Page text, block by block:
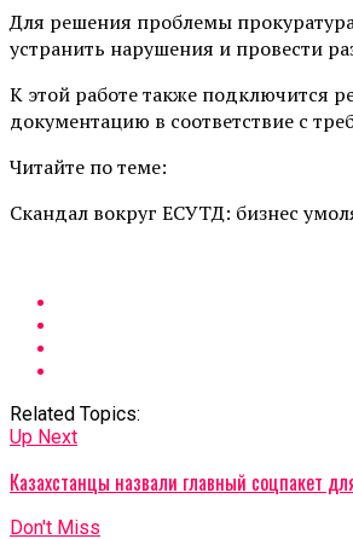
Для решения проблемы
устранить нарушения и провести
К этой работе также подключится
документацию в соответствие с
Читайте по теме:
Скандал вокруг ЕСУТД: бизнес
Related Topics:
Up Next
Казахстанцы назвали главный соцпакет
Don't Miss